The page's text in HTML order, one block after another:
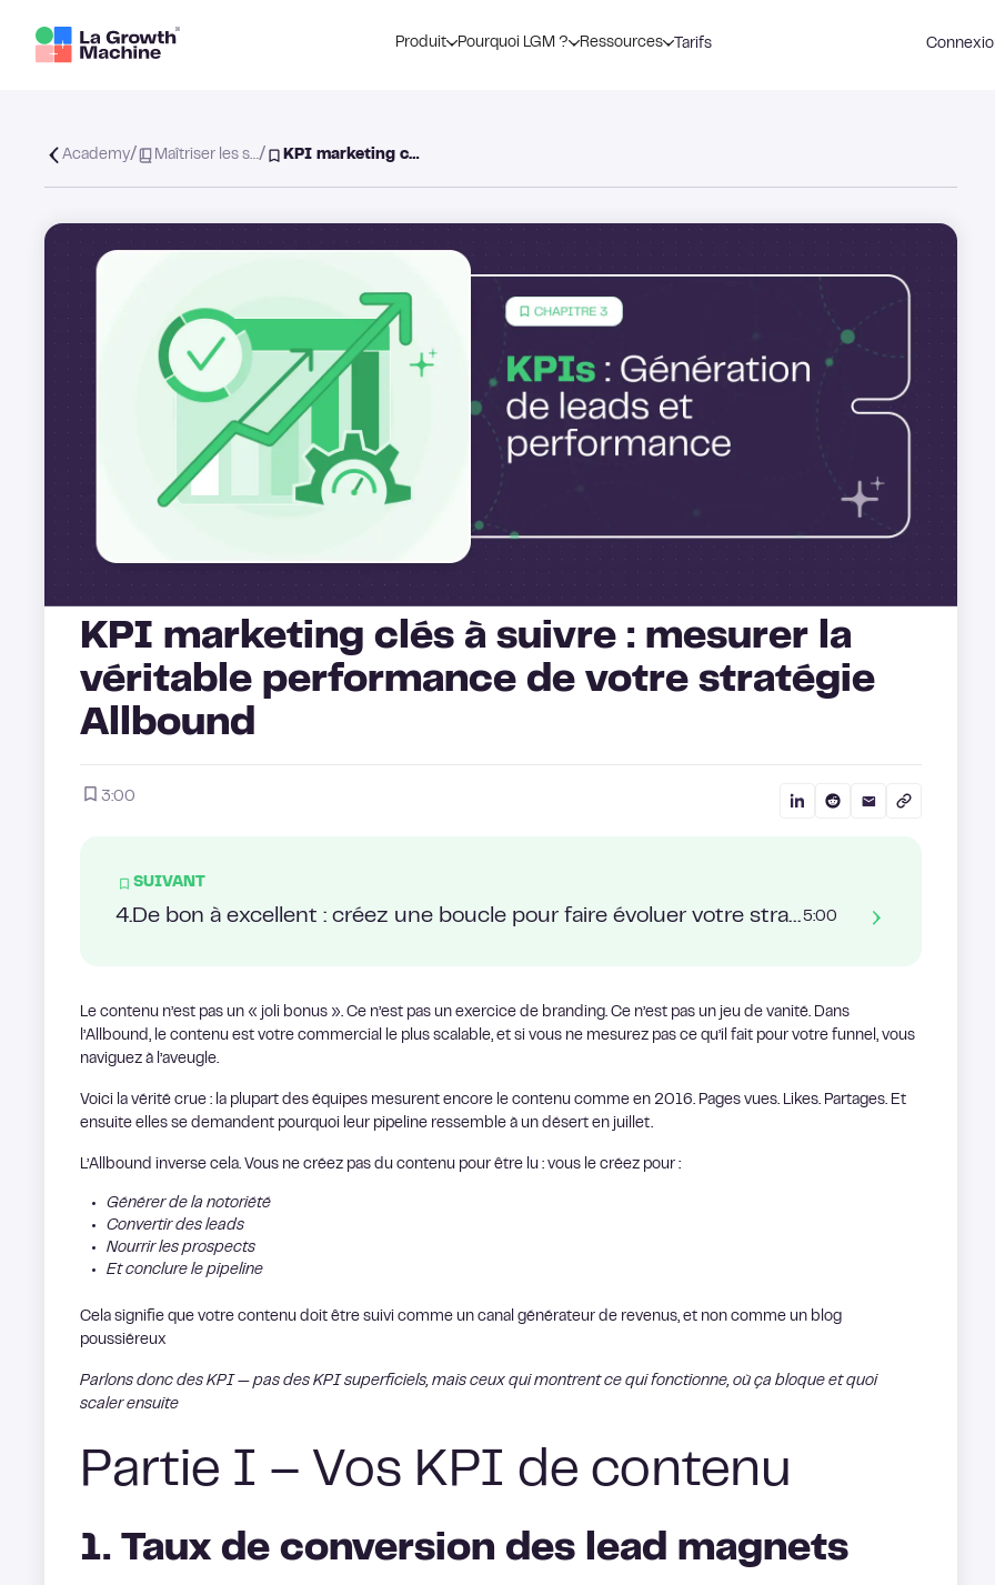
Produit Pourquoi LGM ? Ressources Tarifs
Academy/ Maîtriser les s…/ KPI marketing c…
KPI marketing clés à suivre : mesurer la
véritable performance de votre stratégie
Allbound
3:00
SUIVANT
4. De bon à excellent : créez une boucle pour faire évoluer votre stratégie Allbound5:00
Le contenu n’est pas un « joli bonus ». Ce n’est pas un exercice de branding. Ce n’est pas un jeu de vanité. Dans
l’Allbound, le contenu est votre commercial le plus scalable, et si vous ne mesurez pas ce qu’il fait pour votre funnel, vous
naviguez à l’aveugle.
Voici la vérité crue : la plupart des équipes mesurent encore le contenu comme en 2016. Pages vues. Likes. Partages. Et
ensuite elles se demandent pourquoi leur pipeline ressemble à un désert en juillet.
L’Allbound inverse cela. Vous ne créez pas du contenu pour être lu : vous le créez pour :
Générer de la notoriété
Convertir des leads
Nourrir les prospects
Et conclure le pipeline
Cela signifie que votre contenu doit être suivi comme un canal générateur de revenus, et non comme un blog
poussiéreux
Parlons donc des KPI — pas des KPI superficiels, mais ceux qui montrent ce qui fonctionne, où ça bloque et quoi
scaler ensuite
Partie I – Vos KPI de contenu
1. Taux de conversion des lead magnets